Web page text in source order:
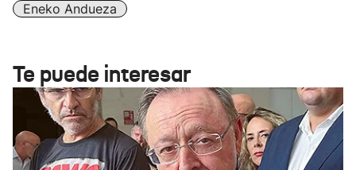
Eneko Andueza
Te puede interesar